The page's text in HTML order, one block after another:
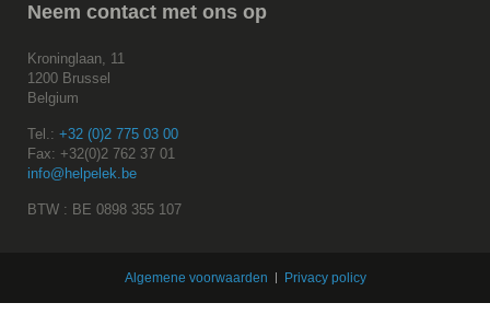
Neem contact met ons op
Kroninglaan, 11
1200 Brussel
Belgium
Tel.: +32 (0)2 775 03 00
Fax: +32(0)2 762 37 01
info@helpelek.be
BTW : BE 0898 355 107
Algemene voorwaarden Privacy policy